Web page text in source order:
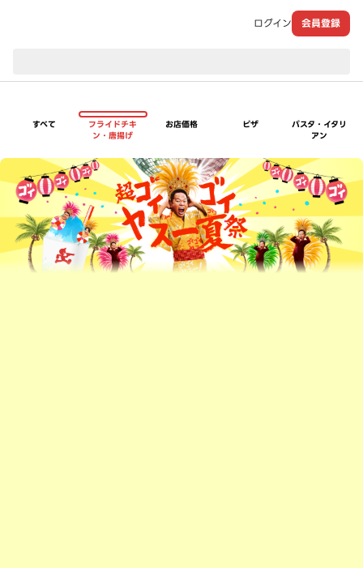
ログイン 会員登録
すべて
フライドチキ
ン・唐揚げ
お店価格 ピザ
パスタ・イタリ
アン
超ゴイゴイヤスー夏祭